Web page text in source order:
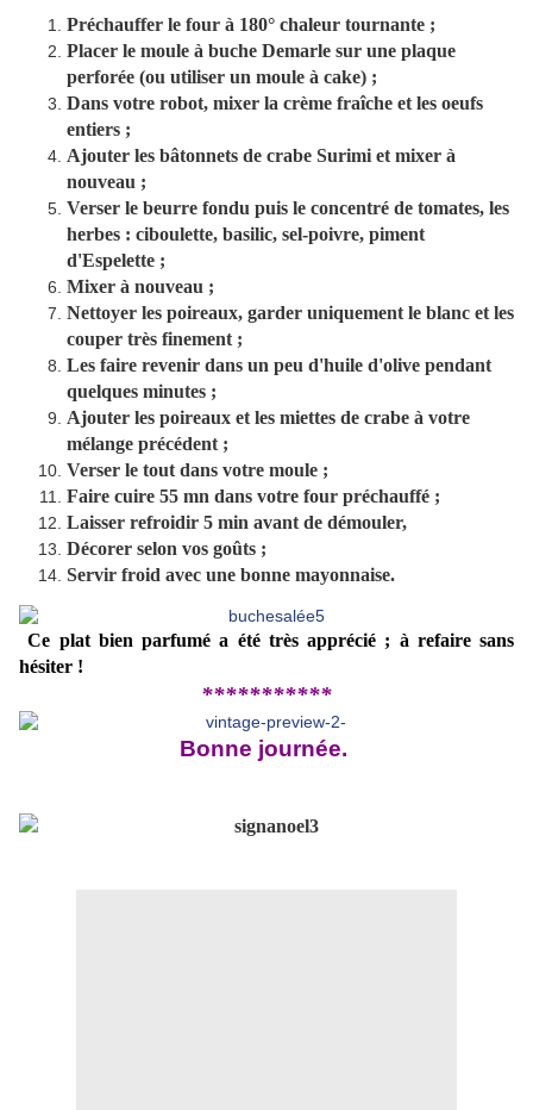
Préchauffer le four à 180° chaleur tournante ;
Placer le moule à buche Demarle sur une plaque
perforée (ou utiliser un moule à cake) ;
Dans votre robot, mixer la crème fraîche et les oeufs
entiers ;
Ajouter les bâtonnets de crabe Surimi et mixer à
nouveau ;
Verser le beurre fondu puis le concentré de tomates, les
herbes : ciboulette, basilic, sel-poivre, piment
d'Espelette ;
Mixer à nouveau ;
Nettoyer les poireaux, garder uniquement le blanc et les
couper très finement ;
Les faire revenir dans un peu d'huile d'olive pendant
quelques minutes ;
Ajouter les poireaux et les miettes de crabe à votre
mélange précédent ;
Verser le tout dans votre moule ;
Faire cuire 55 mn dans votre four préchauffé ;
Laisser refroidir 5 min avant de démouler,
Décorer selon vos goûts ;
Servir froid avec une bonne mayonnaise.
Ce plat bien parfumé a été très apprécié ; à refaire sans
hésiter !
***********
Bonne journée.